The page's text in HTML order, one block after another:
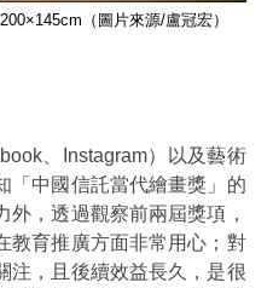
（圖片來源/盧冠宏）
、Instagram）以及藝術
「 中國信託當代繪畫獎 」 的
，透過觀察前兩屆獎項，
教育推廣方面非常用心；對
注，且後續效益長久，是很